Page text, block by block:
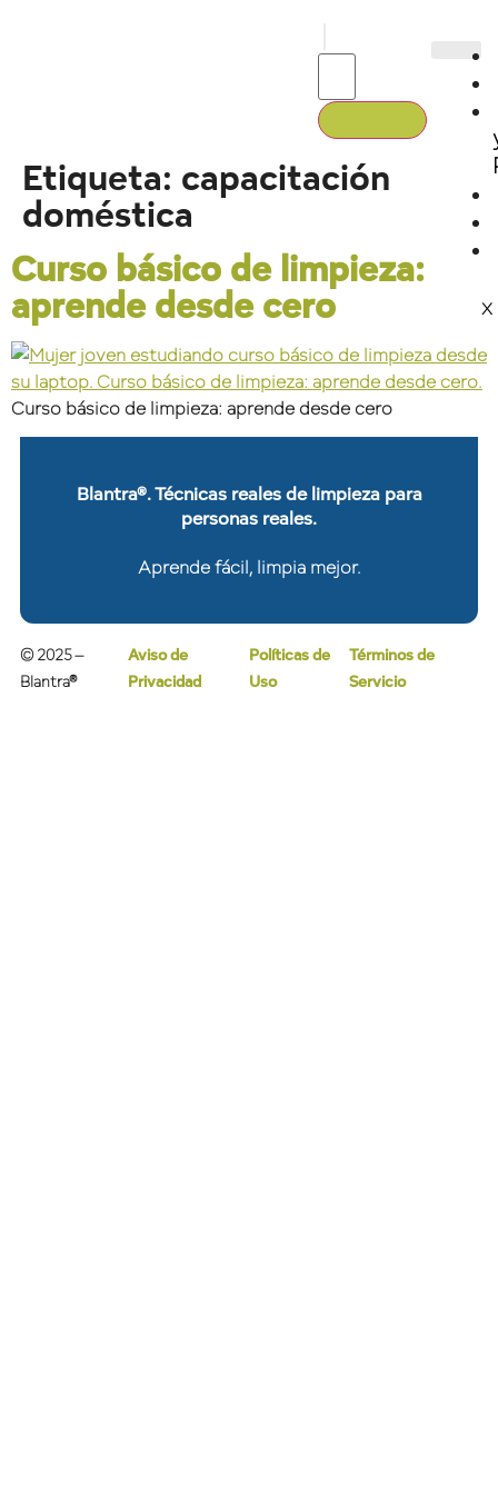
X
Etiqueta: capacitación
doméstica
Curso básico de limpieza:
aprende desde cero
Curso básico de limpieza: aprende desde cero
Blantra®. Técnicas reales de limpieza para
personas reales.
Aprende fácil, limpia mejor.
© 2025 –
Blantra®
Aviso de
Privacidad
Políticas de
Uso
Términos de
Servicio